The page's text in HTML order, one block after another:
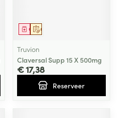
Op voorschrift
Geneesmiddel
Truvion
Claversal Supp 15 X 500mg
€ 17,38
Reserveer